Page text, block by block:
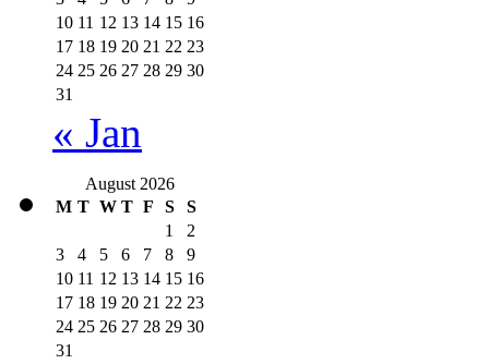
10 11 12 13 14 15 16
17 18 19 20 21 22 23
24 25 26 27 28 29 30
31
« Jan
August 2026
M T W T F S
S
1
2
3
4 5 6 7 8
9
10 11 12 13 14 15 16
17 18 19 20 21 22 23
24 25 26 27 28 29 30
31